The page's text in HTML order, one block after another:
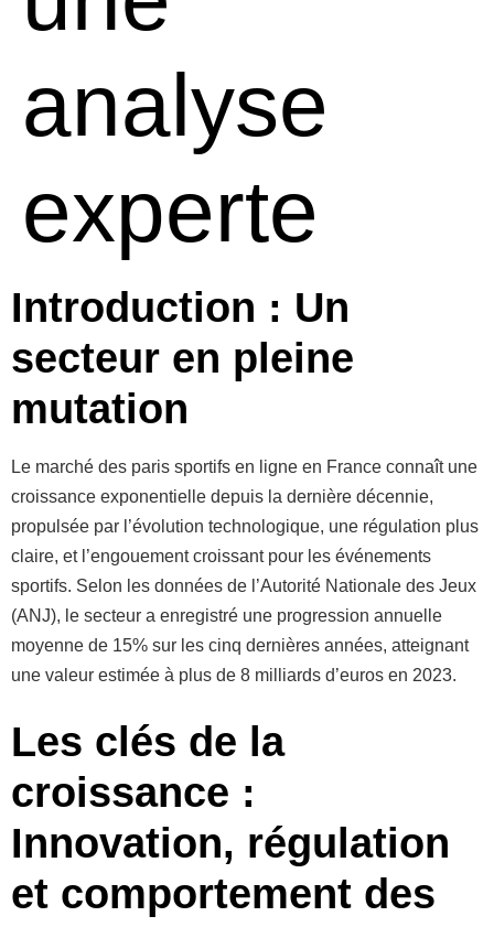
analyse
experte
Introduction : Un
secteur en pleine
mutation
Le marché des paris sportifs en ligne en France connaît une
croissance exponentielle depuis la dernière décennie,
propulsée par l’évolution technologique, une régulation plus
claire, et l’engouement croissant pour les événements
sportifs. Selon les données de l’Autorité Nationale des Jeux
(ANJ), le secteur a enregistré une progression annuelle
moyenne de 15% sur les cinq dernières années, atteignant
une valeur estimée à plus de 8 milliards d’euros en 2023.
Les clés de la
croissance :
Innovation, régulation
et comportement des